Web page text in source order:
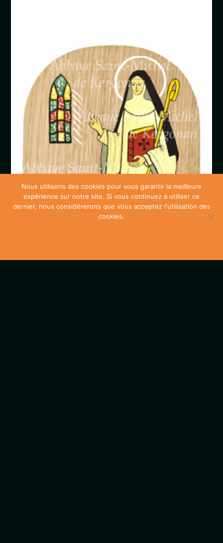
Nous utilisons des cookies pour vous garantir la meilleure
expérience sur notre site. Si vous continuez à utiliser ce
dernier, nous considérerons que vous acceptez l'utilisation des
cookies.